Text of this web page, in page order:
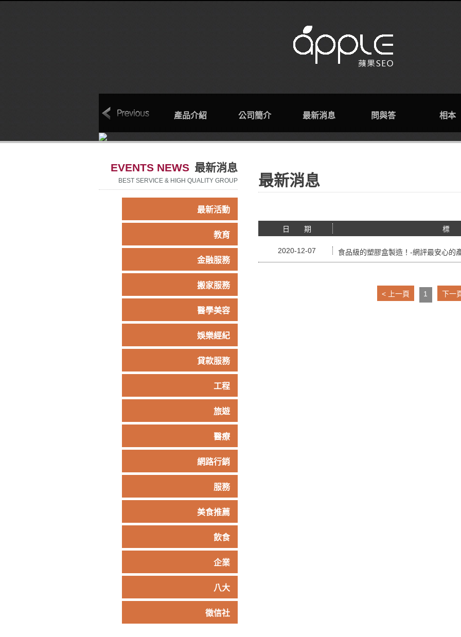
回首頁 產品介紹 公司簡介 最新消息 問與答 相本
EVENTS NEWS 最新消息
BEST SERVICE & HIGH QUALITY GROUP
最新活動
教育
金融服務
搬家服務
醫學美容
娛樂經紀
貸款服務
工程
旅遊
醫療
網路行銷
服務
美食推薦
飲食
企業
八大
徵信社
最新消息
日 期
2020-12-07 食品級的塑膠盒製造！-網評最安心的
< 上一頁 1 下一